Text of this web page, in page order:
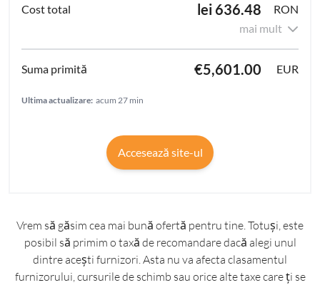
lei 636.48
RON
mai mult
€5,601.00 EUR
Ultima actualizare: acum 27 min
Accesează site-ul
Vrem să găsim cea mai bună ofertă pentru tine. Totuși, este
posibil să primim o taxă de recomandare dacă alegi unul
dintre acești furnizori. Asta nu va afecta clasamentul
furnizorului, cursurile de schimb sau orice alte taxe care ți se